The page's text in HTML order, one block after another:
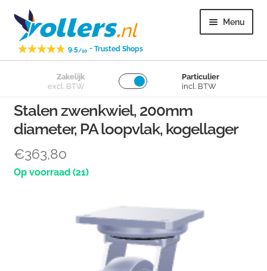
Ga
door
naar
navigatie
Ga
naar
de
inhoud
9.5/10 - Trusted Shops
Menu
Zwenkwielen
Bokwielen
Losse wielen
Klantenservice
Zakelijk
excl. BTW
Particulier
incl. BTW
Stalen zwenkwiel, 200mm
diameter, PA loopvlak, kogellager
€363,80
(21)